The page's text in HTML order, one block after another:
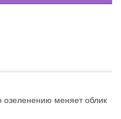
меняет облик